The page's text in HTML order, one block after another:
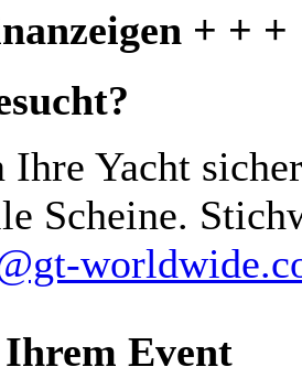
+ + +
Yacht
Scheine.
Event